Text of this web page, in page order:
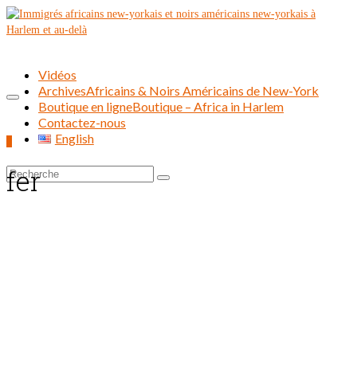
Rechercher :
Vidéos
ArchivesAfricains & Noirs Américains de New-York
Boutique en ligneBoutique – Africa in Harlem
Contactez-nous
English
fer